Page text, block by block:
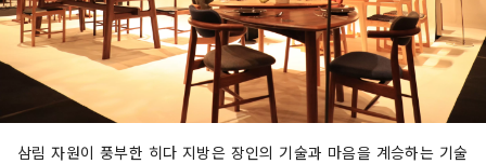
삼림 자원이 풍부한 히다 지방은 장인의 기술과 마음을 계승하는 기술